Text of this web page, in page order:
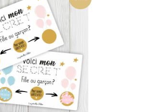
prix
initial
était :
3,50€.
prix
actuel
est :
2,80€.